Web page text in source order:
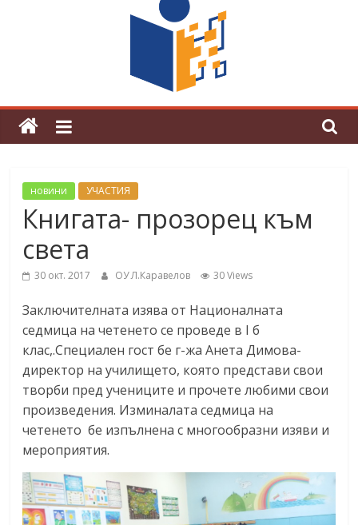
граници“
Магията на Андерсен оживя в ОУ
„Любен Каравелов“
новини УЧАСТИЯ
Книгата- прозорец към
света
30 окт. 2017 ОУ Л.Каравелов 30 Views
Заключителната изява от Националната
седмица на четенето се проведе в I б
клас,.Специален гост бе г-жа Анета Димова-
директор на училището, която представи свои
творби пред учениците и прочете любими свои
произведения. Изминалата седмица на
четенето бе изпълнена с многообразни изяви и
мероприятия.